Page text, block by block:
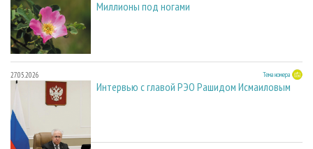
Миллионы под ногами
27.05.2026 Тема номера
Интервью с главой РЭО Рашидом Исмаиловым